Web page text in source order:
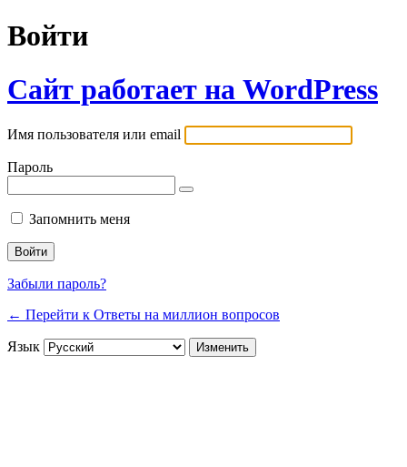
Войти
Сайт работает на WordPress
Имя пользователя или email
Пароль
Запомнить меня
Забыли пароль?
← Перейти к Ответы на миллион вопросов
Язык